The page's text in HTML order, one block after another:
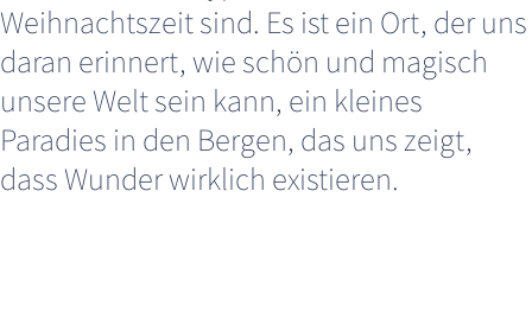
Weihnachtszeit sind. Es ist ein Ort, der uns
daran erinnert, wie schön und magisch
unsere Welt sein kann, ein kleines
Paradies in den Bergen, das uns zeigt,
dass Wunder wirklich existieren.